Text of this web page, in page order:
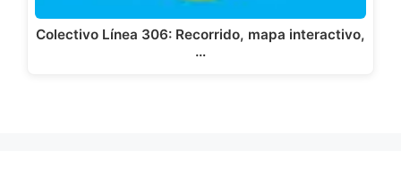
Colectivo Línea 306: Recorrido, mapa interactivo,
…